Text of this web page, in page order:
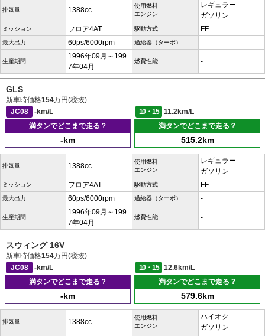
排気量 1388cc
使用燃料
エンジン
レギュラー
ガソリン
ミッション フロア4AT 駆動方式 FF
最大出力 60ps/6000rpm 過給器（ターボ） -
生産期間
1996年09月～199
7年04月
燃費性能 -
GLS
新車時価格154万円(税抜)
JC08
-km/L 10・15
11.2km/L
満タンでどこまで走る？
-km
満タンでどこまで走る？
515.2km
排気量 1388cc
使用燃料
エンジン
レギュラー
ガソリン
ミッション フロア4AT 駆動方式 FF
最大出力 60ps/6000rpm 過給器（ターボ） -
生産期間
1996年09月～199
7年04月
燃費性能 -
スウィング 16V
新車時価格154万円(税抜)
JC08
-km/L 10・15
12.6km/L
満タンでどこまで走る？
-km
満タンでどこまで走る？
579.6km
排気量 1388cc
使用燃料
エンジン
ハイオク
ガソリン